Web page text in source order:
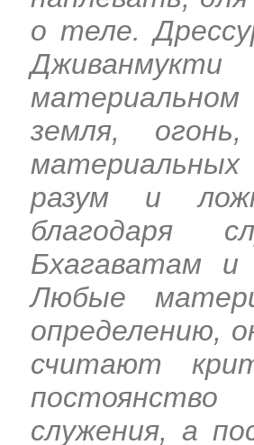
о теле.
земля,
разум и
благодаря
Бхагаватам
Любые
определению,
считают
служения, а